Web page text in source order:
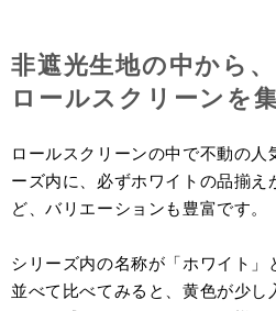
非遮光生地の中から
ロールスクリーンを
ロールスクリーンの中で不動の人
ーズ内に、必ずホワイトの品揃え
ど、バリエーションも豊富です。
シリーズ内の名称が「ホワイト」
並べて比べてみると、黄色が少し